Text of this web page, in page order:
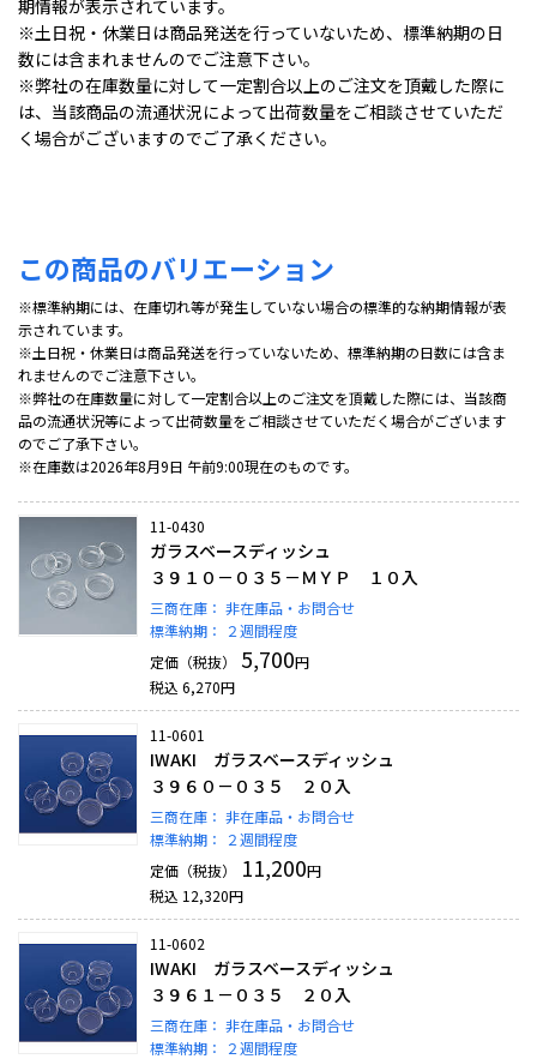
期情報が表示されています。
※土日祝・休業日は商品発送を行っていないため、標準納期の日
数には含まれませんのでご注意下さい。
※弊社の在庫数量に対して一定割合以上のご注文を頂戴した際に
は、当該商品の流通状況によって出荷数量をご相談させていただ
く場合がございますのでご了承ください。
この商品のバリエーション
※標準納期には、在庫切れ等が発生していない場合の標準的な納期情報が表
示されています。
※土日祝・休業日は商品発送を行っていないため、標準納期の日数には含ま
れませんのでご注意下さい。
※弊社の在庫数量に対して一定割合以上のご注文を頂戴した際には、当該商
品の流通状況等によって出荷数量をご相談させていただく場合がございます
のでご了承下さい。
※在庫数は2026年8月9日 午前9:00現在のものです。
11-0430
ガラスベースディッシュ
３９１０－０３５－ＭＹＰ １０入
三商在庫： 非在庫品・お問合せ
標準納期：
２週間程度
定価（税抜）
5,700円
税込 6,270円
11-0601
IWAKI ガラスベースディッシュ
３９６０－０３５ ２０入
三商在庫： 非在庫品・お問合せ
標準納期：
２週間程度
定価（税抜）
11,200円
税込 12,320円
11-0602
IWAKI ガラスベースディッシュ
３９６１－０３５ ２０入
三商在庫： 非在庫品・お問合せ
標準納期：
２週間程度